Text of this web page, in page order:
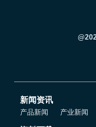
新闻资讯
产品新闻 产业新闻